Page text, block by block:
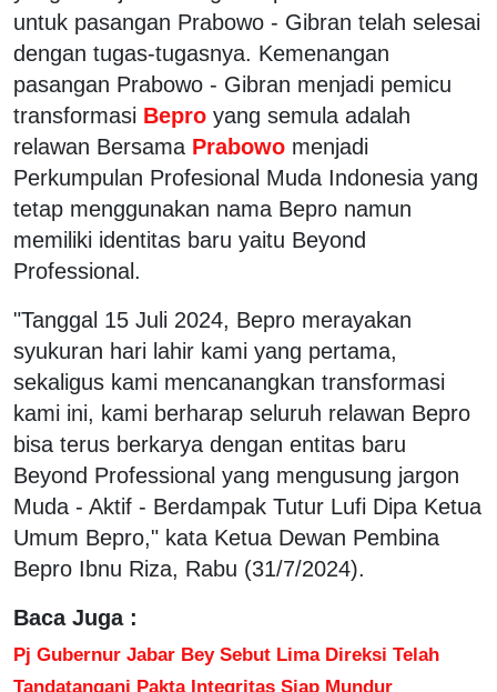
untuk pasangan Prabowo - Gibran telah selesai
dengan tugas-tugasnya. Kemenangan
pasangan Prabowo - Gibran menjadi pemicu
transformasi Bepro yang semula adalah
relawan Bersama Prabowo menjadi
Perkumpulan Profesional Muda Indonesia yang
tetap menggunakan nama Bepro namun
memiliki identitas baru yaitu Beyond
Professional.
"Tanggal 15 Juli 2024, Bepro merayakan
syukuran hari lahir kami yang pertama,
sekaligus kami mencanangkan transformasi
kami ini, kami berharap seluruh relawan Bepro
bisa terus berkarya dengan entitas baru
Beyond Professional yang mengusung jargon
Muda - Aktif - Berdampak Tutur Lufi Dipa Ketua
Umum Bepro," kata Ketua Dewan Pembina
Bepro Ibnu Riza, Rabu (31/7/2024).
Baca Juga :
Pj Gubernur Jabar Bey Sebut Lima Direksi Telah
Tandatangani Pakta Integritas Siap Mundur